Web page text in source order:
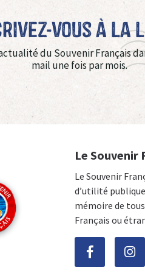
vous à La
du Souvenir Français
mail une fois par mois.
Le Souvenir
Le Souvenir
d’utilité
mémoire de
Français ou